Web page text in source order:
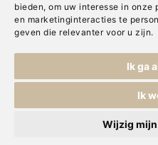
bieden, om uw interesse in onze
en marketinginteracties te
geven die relevanter voor u zijn.
Ik ga
Ik
Wijzig
Cookies